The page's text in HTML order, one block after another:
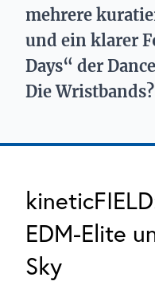
mehrere
und ein klarer
Days“ der
Die
EDM-Elite
Sky